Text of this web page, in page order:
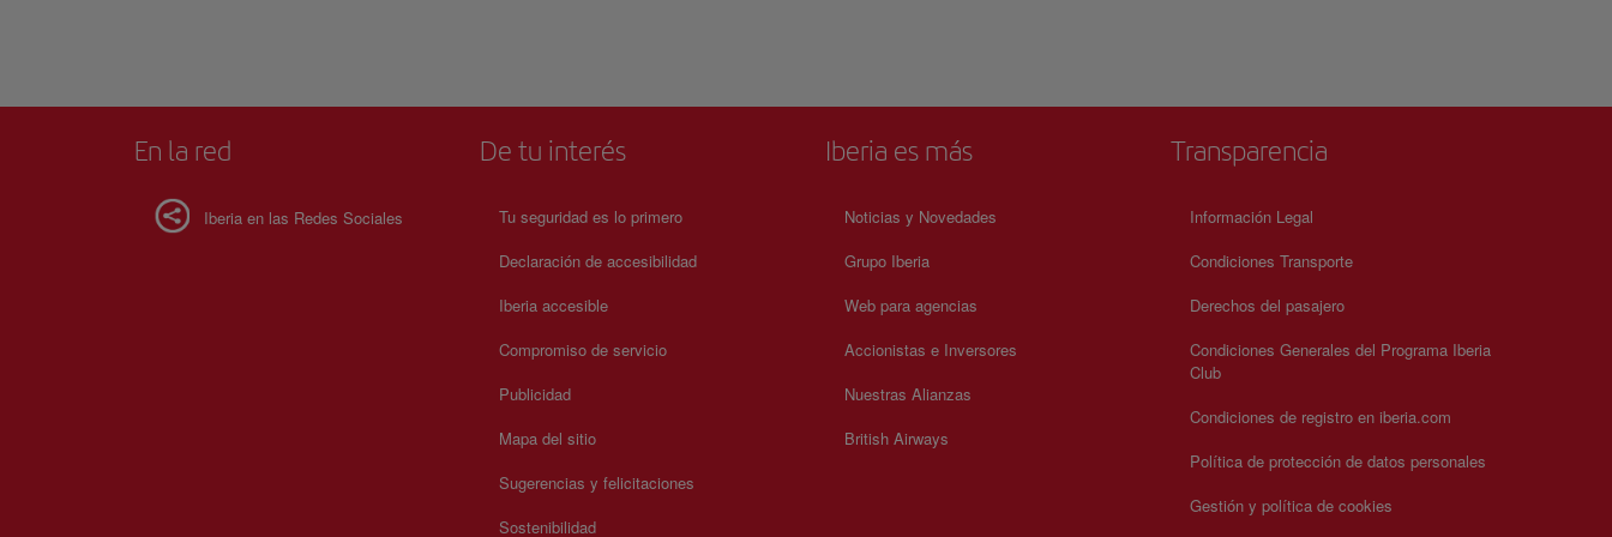
favoreciendo una conexión profunda con las raíces culturales y la
En la red
Iberia en las Redes Sociales
De tu interés
Tu seguridad es lo primero
Declaración de accesibilidad
Iberia accesible
Compromiso de servicio
Publicidad
Mapa del sitio
Sugerencias y felicitaciones
Sostenibilidad
Iberia es más
Noticias y Novedades
Grupo Iberia
Web para agencias
Accionistas e Inversores
Nuestras Alianzas
British Airways
Transparencia
Información Legal
Condiciones Transporte
Derechos del pasajero
Condiciones Generales del Programa Iberia
Club
Condiciones de registro en iberia.com
Política de protección de datos personales
Gestión y política de cookies